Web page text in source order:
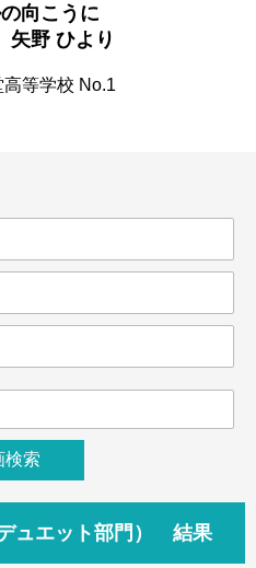
向こうに
野 ひより
等学校 No.1
ュエット部門） 結果